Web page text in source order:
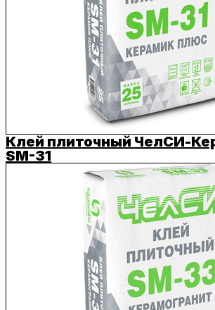
Клей плиточный ЧелСИ-
SM-31